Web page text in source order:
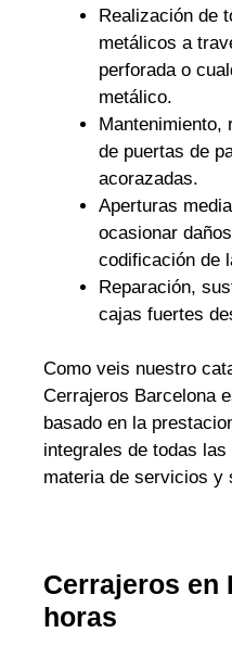
Realización de
metálicos a
perforada o
metálico.
Mantenimiento,
de puertas de
acorazadas.
Aperturas
ocasionar
codificación de
Reparación,
cajas fuertes
Como veis nuestro
Cerrajeros Barcelona
basado en la
integrales de todas
materia de servicios y
Cerrajeros en
horas